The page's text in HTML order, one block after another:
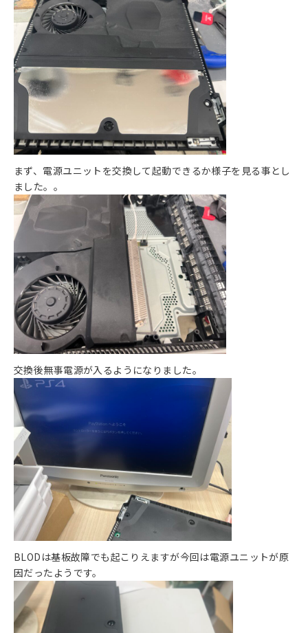
まず、電源ユニットを交換して起動できるか様子を見る事とし
ました。。
交換後無事電源が入るようになりました。
BLODは基板故障でも起こりえますが今回は電源ユニットが原
因だったようです。